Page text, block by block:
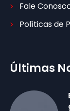
Fale
Políticas de
Últimas